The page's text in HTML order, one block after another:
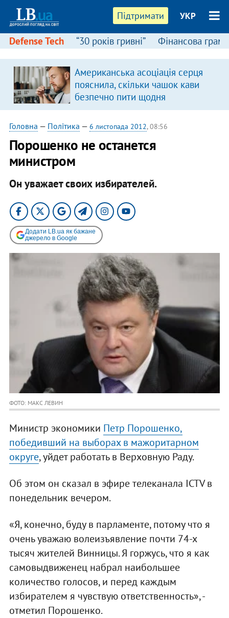
Підтримати УКР
Defense Tech “30 років гривні” Фінансова
Американська асоціація серця
пояснила, скільки чашок кави
безпечно пити щодня
Головна — Політика — 6 листопада 2012, 08:56
Порошенко не останется
министром
Он уважает своих избирателей.
Додати LB.ua як бажане
джерело в Google
ФОТО: МАКС ЛЕВИН
Министр экономики Петр Порошенко,
победивший на выборах в мажоритарном
округе, уйдет работать в Верховную Раду.
Об этом он сказал в эфире телеканала ICTV в
понедельник вечером.
«Я, конечно, буду в парламенте, потому что я
очень уважаю волеизъявление почти 74-х
тысяч жителей Винницы. Я горжусь, что я как
самовыдвиженец набрал наибольшее
количество голосов, и перед каждым
избирателем я чувствую ответственность», -
отметил Порошенко.